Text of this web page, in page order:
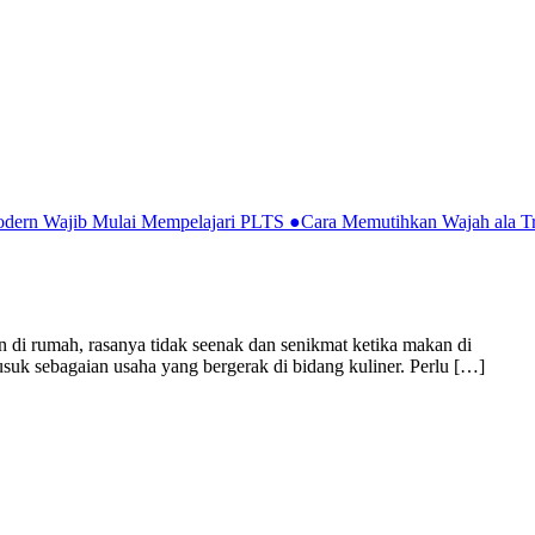
Wajib Mulai Mempelajari PLTS ●Cara Memutihkan Wajah ala
rumah, rasanya tidak seenak dan senikmat ketika makan di
sebagaian usaha yang bergerak di bidang kuliner. Perlu […]